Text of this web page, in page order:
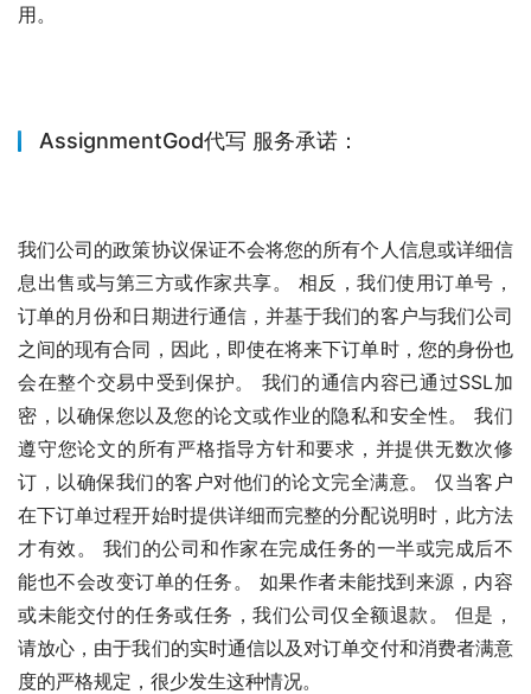
用。
AssignmentGod代写 服务承诺：
我们公司的政策协议保证不会将您的所有个人信息或详细信
息出售或与第三方或作家共享。 相反，我们使用订单号，
订单的月份和日期进行通信，并基于我们的客户与我们公司
之间的现有合同，因此，即使在将来下订单时，您的身份也
会在整个交易中受到保护。 我们的通信内容已通过SSL加
密，以确保您以及您的论文或作业的隐私和安全性。 我们
遵守您论文的所有严格指导方针和要求，并提供无数次修
订，以确保我们的客户对他们的论文完全满意。 仅当客户
在下订单过程开始时提供详细而完整的分配说明时，此方法
才有效。 我们的公司和作家在完成任务的一半或完成后不
能也不会改变订单的任务。 如果作者未能找到来源，内容
或未能交付的任务或任务，我们公司仅全额退款。 但是，
请放心，由于我们的实时通信以及对订单交付和消费者满意
度的严格规定，很少发生这种情况。